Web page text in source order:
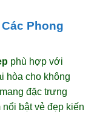
Phong
phù hợp với
hòa cho không
đặc trưng
bật vẻ đẹp kiến